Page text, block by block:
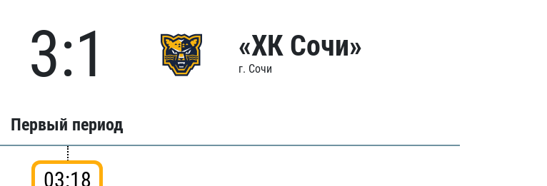
3:1 «ХК Сочи»
г. Сочи
Первый период
03:18